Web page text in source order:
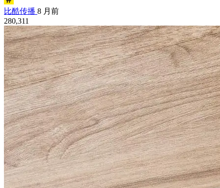
比酷传播 8 月前
280,311